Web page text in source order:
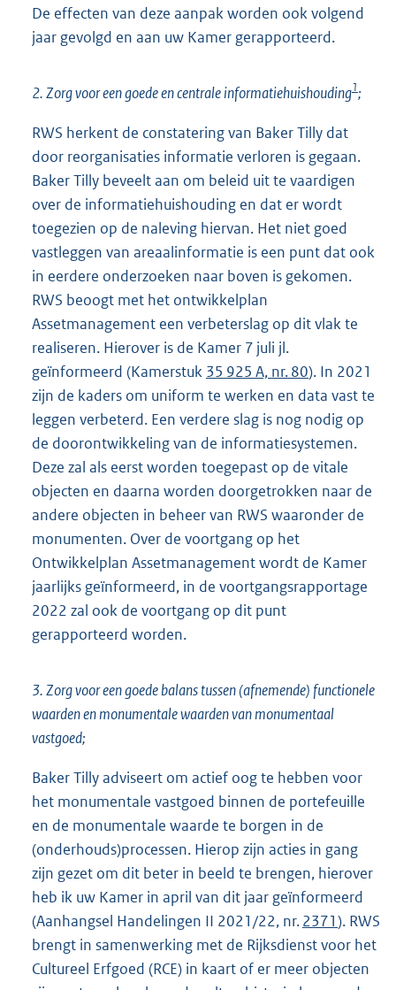
De effecten van deze aanpak worden ook volgend
jaar gevolgd en aan uw Kamer gerapporteerd.
2. Zorg voor een goede en centrale informatiehuishouding1;
RWS herkent de constatering van Baker Tilly dat
door reorganisaties informatie verloren is gegaan.
Baker Tilly beveelt aan om beleid uit te vaardigen
over de informatiehuishouding en dat er wordt
toegezien op de naleving hiervan. Het niet goed
vastleggen van areaalinformatie is een punt dat ook
in eerdere onderzoeken naar boven is gekomen.
RWS beoogt met het ontwikkelplan
Assetmanagement een verbeterslag op dit vlak te
realiseren. Hierover is de Kamer 7 juli jl.
geïnformeerd (Kamerstuk 35 925 A, nr. 80). In 2021
zijn de kaders om uniform te werken en data vast te
leggen verbeterd. Een verdere slag is nog nodig op
de doorontwikkeling van de informatiesystemen.
Deze zal als eerst worden toegepast op de vitale
objecten en daarna worden doorgetrokken naar de
andere objecten in beheer van RWS waaronder de
monumenten. Over de voortgang op het
Ontwikkelplan Assetmanagement wordt de Kamer
jaarlijks geïnformeerd, in de voortgangsrapportage
2022 zal ook de voortgang op dit punt
gerapporteerd worden.
3. Zorg voor een goede balans tussen (afnemende) functionele
waarden en monumentale waarden van monumentaal
vastgoed;
Baker Tilly adviseert om actief oog te hebben voor
het monumentale vastgoed binnen de portefeuille
en de monumentale waarde te borgen in de
(onderhouds)processen. Hierop zijn acties in gang
zijn gezet om dit beter in beeld te brengen, hierover
heb ik uw Kamer in april van dit jaar geïnformeerd
(Aanhangsel Handelingen II 2021/22, nr.2371). RWS
brengt in samenwerking met de Rijksdienst voor het
Cultureel Erfgoed (RCE) in kaart of er meer objecten